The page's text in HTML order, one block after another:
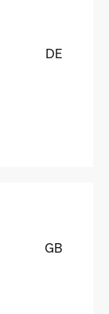
DE
GB